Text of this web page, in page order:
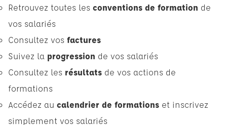
Retrouvez toutes les conventions de formation de
vos salariés
Consultez vos factures
Suivez la progression de vos salariés
Consultez les résultats de vos actions de
formations
Accédez au calendrier de formations et inscrivez
simplement vos salariés